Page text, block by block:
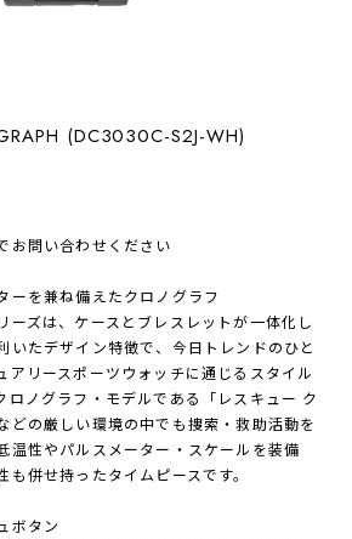
(DC3030C-S2J-WH)
お問い合わせください
ーを兼ね備えたクロノグラフ
ーズは、ケースとブレスレットが一体化し
いたデザイン特徴で、今日トレンドのひと
アリースポーツウォッチに通じるスタイル
ロノグラフ・モデルである「レスキュー ク
どの厳しい環境の中でも捜索・救助活動を
温性やパルスメーター・スケールを装備
も併せ持ったタイムピースです。
ボタン